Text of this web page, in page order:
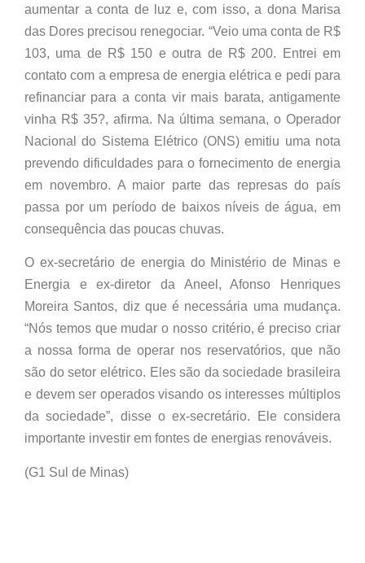
aumentar a conta de luz e, com isso, a dona Marisa
das Dores precisou renegociar. “Veio uma conta de R$
103, uma de R$ 150 e outra de R$ 200. Entrei em
contato com a empresa de energia elétrica e pedi para
refinanciar para a conta vir mais barata, antigamente
vinha R$ 35?, afirma. Na última semana, o Operador
Nacional do Sistema Elétrico (ONS) emitiu uma nota
prevendo dificuldades para o fornecimento de energia
em novembro. A maior parte das represas do país
passa por um período de baixos níveis de água, em
consequência das poucas chuvas.
O ex-secretário de energia do Ministério de Minas e
Energia e ex-diretor da Aneel, Afonso Henriques
Moreira Santos, diz que é necessária uma mudança.
“Nós temos que mudar o nosso critério, é preciso criar
a nossa forma de operar nos reservatórios, que não
são do setor elétrico. Eles são da sociedade brasileira
e devem ser operados visando os interesses múltiplos
da sociedade”, disse o ex-secretário. Ele considera
importante investir em fontes de energias renováveis.
(G1 Sul de Minas)